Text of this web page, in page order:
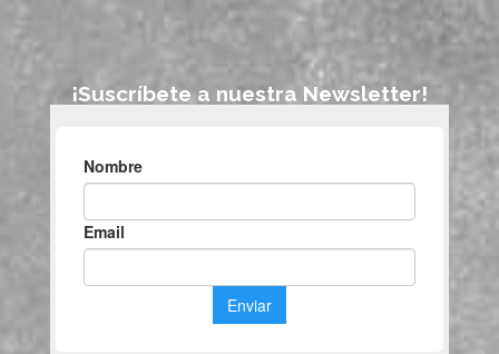
¡Suscríbete a nuestra Newsletter!